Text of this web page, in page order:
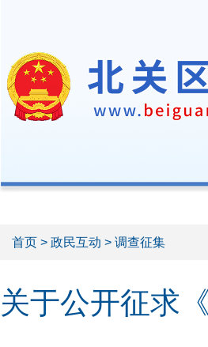
首页 > 政民互动 > 调查征集
关于公开征求